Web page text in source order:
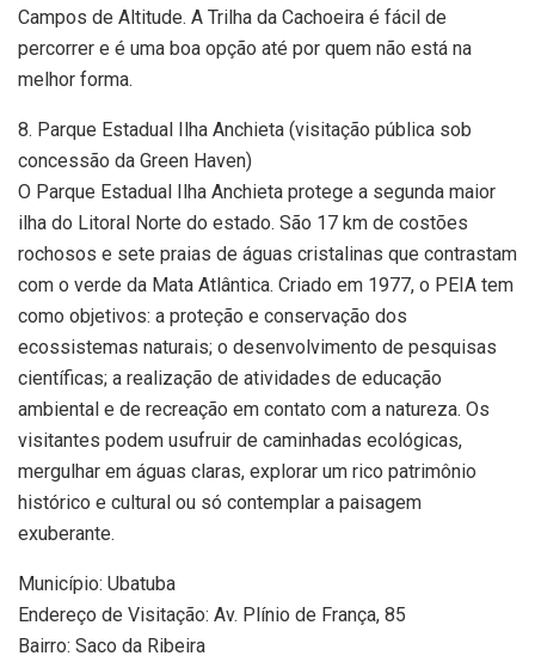
Campos de Altitude. A Trilha da Cachoeira é fácil de
percorrer e é uma boa opção até por quem não está na
melhor forma.
8. Parque Estadual Ilha Anchieta (visitação pública sob
concessão da Green Haven)
O Parque Estadual Ilha Anchieta protege a segunda maior
ilha do Litoral Norte do estado. São 17 km de costões
rochosos e sete praias de águas cristalinas que contrastam
com o verde da Mata Atlântica. Criado em 1977, o PEIA tem
como objetivos: a proteção e conservação dos
ecossistemas naturais; o desenvolvimento de pesquisas
científicas; a realização de atividades de educação
ambiental e de recreação em contato com a natureza. Os
visitantes podem usufruir de caminhadas ecológicas,
mergulhar em águas claras, explorar um rico patrimônio
histórico e cultural ou só contemplar a paisagem
exuberante.
Município: Ubatuba
Endereço de Visitação: Av. Plínio de França, 85
Bairro: Saco da Ribeira